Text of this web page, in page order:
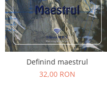
Definind maestrul
32,00 RON